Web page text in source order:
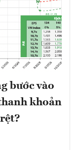
bước vào
khoản